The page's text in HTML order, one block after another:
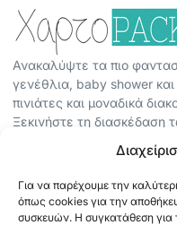
Για να παρέχουμε την
όπως cookies για την
συσκευών. Η συγκατάθεση για
Ανακαλύψτε τα πιο
γενέθλια, baby shower
πινιάτες και μοναδικά
Ξεκινήστε τη διασκέδαση
ΟΡΟΙ ΧΡΗΣΗΣ
ΠΟΛΙΤΙΚΗ ΑΠΟΡΡΗΤΟΥ